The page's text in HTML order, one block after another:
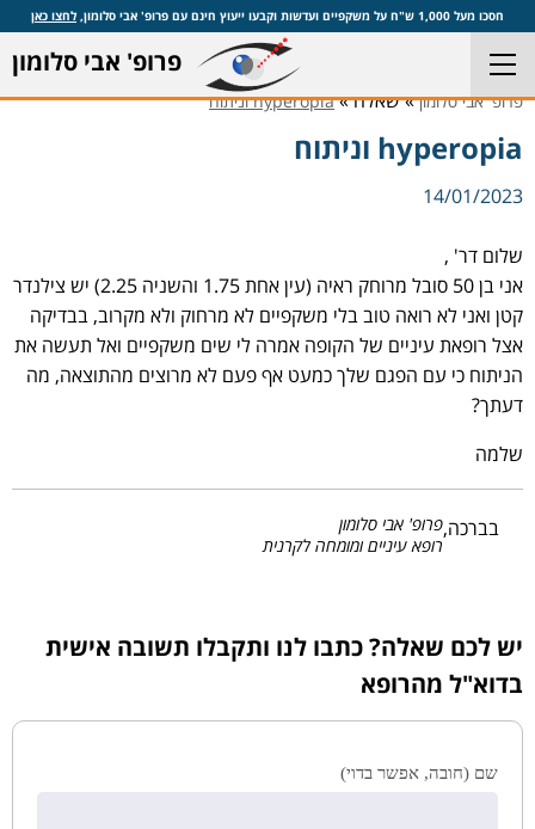
חסכו מעל 1,000 ש"ח על משקפיים ועדשות וקבעו ייעוץ חינם עם פרופ' אבי סלומון, לחצו כאן
פרופ' אבי סלומון
פרופ' אבי סלומון» שאלה »hyperopia וניתוח
hyperopia וניתוח
14/01/2023
שלום דר' ,
אני בן 50 סובל מרוחק ראיה (עין אחת 1.75 והשניה 2.25) יש צילנדר
קטן ואני לא רואה טוב בלי משקפיים לא מרחוק ולא מקרוב, בבדיקה
אצל רופאת עיניים של הקופה אמרה לי שים משקפיים ואל תעשה את
הניתוח כי עם הפגם שלך כמעט אף פעם לא מרוצים מהתוצאה, מה
דעתך?
שלמה
בברכה,פרופ' אבי סלומון
רופא עיניים ומומחה לקרנית
יש לכם שאלה? כתבו לנו ותקבלו תשובה אישית
בדוא"ל מהרופא
שם (חובה, אפשר בדוי)